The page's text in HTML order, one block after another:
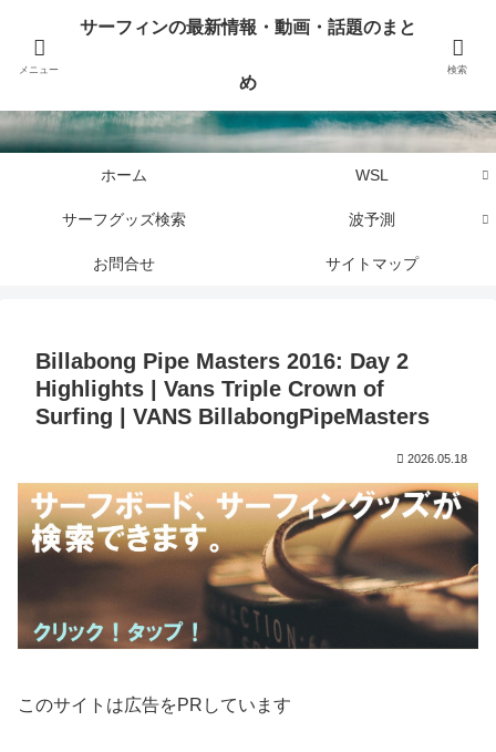
サーフィンに関するニュース・話題や最新情報を写真、画像、動画でまとめて
ホーム WSL
サーフグッズ検索 波予測
お問合せ サイトマップ
Billabong Pipe Masters 2016: Day 2
Highlights | Vans Triple Crown of
Surfing | VANS BillabongPipeMasters
2026.05.18
このサイトは広告をPRしています
メニュー
サーフィンの最新情報・動画・話題のまと
め
検索